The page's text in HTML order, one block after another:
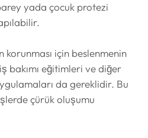
yada çocuk protezi
korunması için beslenmenin
bakımı eğitimleri ve diğer
da gereklidir. Bu
çürük oluşumu